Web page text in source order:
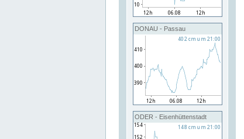
DONAU - Passau
ODER - Eisenhüttenstadt